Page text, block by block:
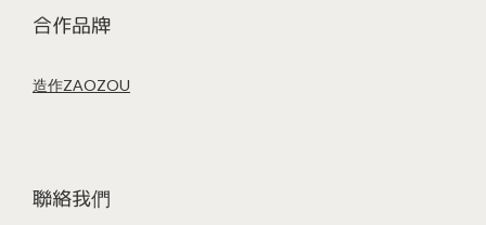
合作品牌
造作ZAOZOU
聯絡我們